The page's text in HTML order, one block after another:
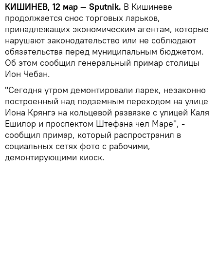
КИШИНЕВ, 12 мар — Sputnik. В Кишиневе
продолжается снос торговых ларьков,
принадлежащих экономическим агентам, которые
нарушают законодательство или не соблюдают
обязательства перед муниципальным бюджетом.
Об этом сообщил генеральный примар столицы
Ион Чебан.
"Сегодня утром демонтировали ларек, незаконно
построенный над подземным переходом на улице
Иона Крянгэ на кольцевой развязке с улицей Каля
Ешилор и проспектом Штефана чел Маре", -
сообщил примар, который распространил в
социальных сетях фото с рабочими,
демонтирующими киоск.